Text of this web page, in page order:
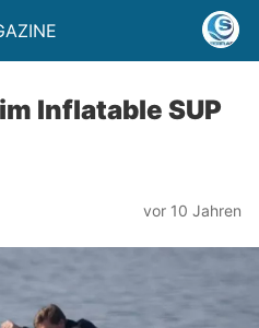
Inflatable SUP
vor 10 Jahren